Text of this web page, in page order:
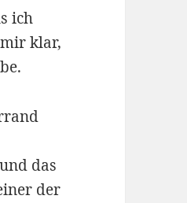
ich
klar,
das
der